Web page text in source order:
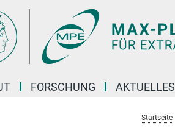
FORSCHUNG AKTUELLES
Startseite